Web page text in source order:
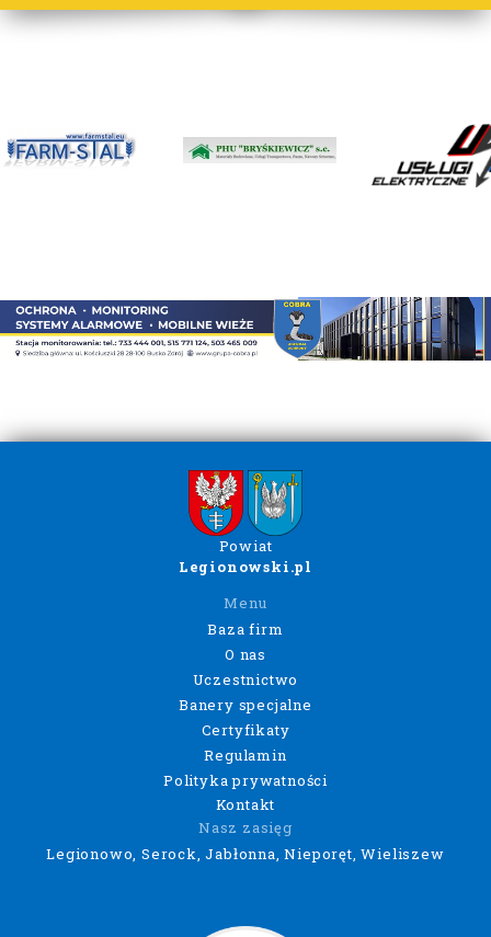
Powiat
Legionowski.pl
Menu
Baza firm
O nas
Uczestnictwo
Banery specjalne
Certyfikaty
Regulamin
Polityka prywatności
Kontakt
Nasz zasięg
Legionowo, Serock, Jabłonna, Nieporęt, Wieliszew